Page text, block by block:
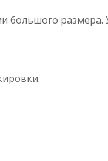
размера.